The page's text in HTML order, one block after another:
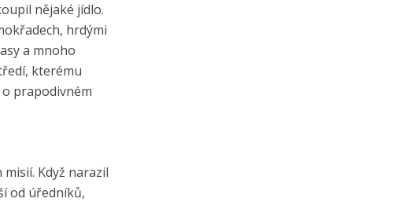
nějaké jídlo.
hrdými
a mnoho
kterému
prapodivném
Když narazil
od úředníků,